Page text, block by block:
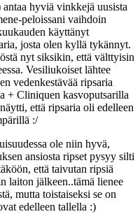
hyviä vinkkejä uusista
peloissani vaihdoin
käyttänyt
josta olen kyllä tykännyt.
nyt siksikin, että välttyisin
Vesiliukoiset lähtee
vedenkestävää ripsaria
+ Cliniquen kasvoputsarilla
että ripsaria oli edelleen
:/
ole niin hyvä,
ansiosta ripset pysyy silti
että taivutan ripsiä
laiton jälkeen..tämä lienee
mutta toistaiseksi se on
edelleen tallella :)